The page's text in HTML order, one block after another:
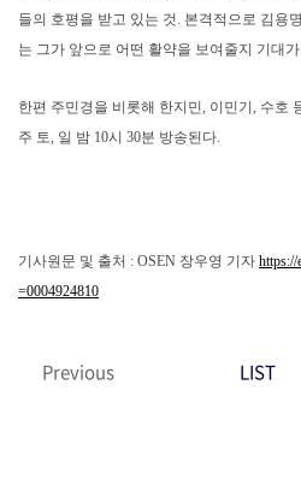
들의 호평을 받고 있는 것. 본격적으로 김용
는 그가 앞으로 어떤 활약을 보여줄지 기대
한편 주민경을 비롯해 한지민, 이민기, 수호
주 토, 일 밤 10시 30분 방송된다.
기사원문 및 출처 : OSEN 장우영 기자 https://
=0004924810
Previous LIST